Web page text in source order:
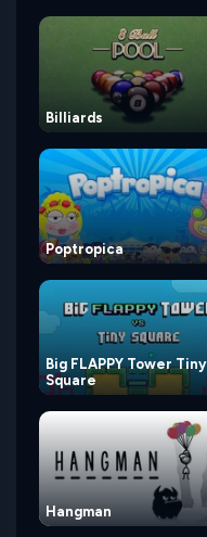
Billiards
Poptropica
Big FLAPPY Tower Tiny
Square
Hangman